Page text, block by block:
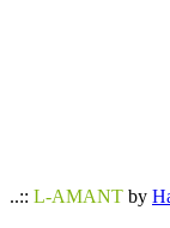
..:: L-AMANT by